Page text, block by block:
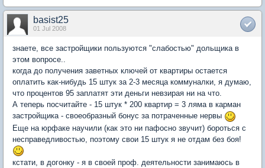
basist25
01 Jul 2008
знаете, все застройщики пользуются "слабостью" дольщика в
этом вопросе..
когда до получения заветных ключей от квартиры остается
оплатить как-нибудь 15 штук за 2-3 месяца коммуналки, я думаю,
что процентов 95 заплатят эти деньги невзирая ни на что.
А теперь посчитайте - 15 штук * 200 квартир = 3 ляма в карман
застройщика - своеобразный бонус за потраченные нервы
Еще на юрфаке научили (как это ни пафосно звучит) бороться с
несправедливостью, поэтому свои 15 штук я не отдам без боя!
кстати, в догонку - я в своей проф. деятельности занимаюсь в